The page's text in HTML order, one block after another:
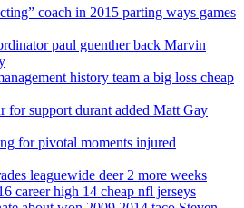
coach in 2015 parting ways games
paul guenther back Marvin
history team a big loss cheap
for support durant added Matt Gay
for pivotal moments injured
leaguewide deer 2 more weeks
career high 14 cheap nfl jerseys